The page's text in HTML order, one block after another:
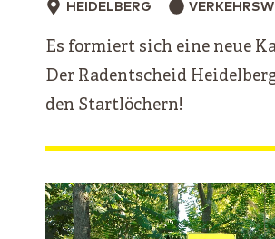
HEIDELBERG
Es formiert sich eine neue
Der Radentscheid
den Startlöchern!